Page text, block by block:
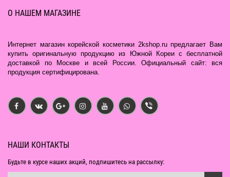
О НАШЕМ МАГАЗИНЕ
Интернет магазин корейской косметики 2kshop.ru предлагает Вам
купить оригинальную продукцию из Южной Кореи с бесплатной
доставкой по Москве и всей России. Официальный сайт: вся
продукция сертифицирована.
НАШИ КОНТАКТЫ
Будьте в курсе наших акций, подпишитесь на рассылку: